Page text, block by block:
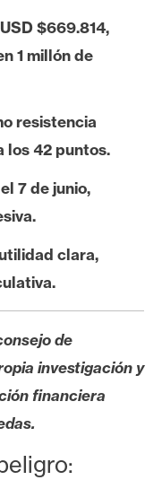
$669.814,
1 millón de
resistencia
los 42 puntos.
7 de junio,
clara,
de
investigación y
financiera